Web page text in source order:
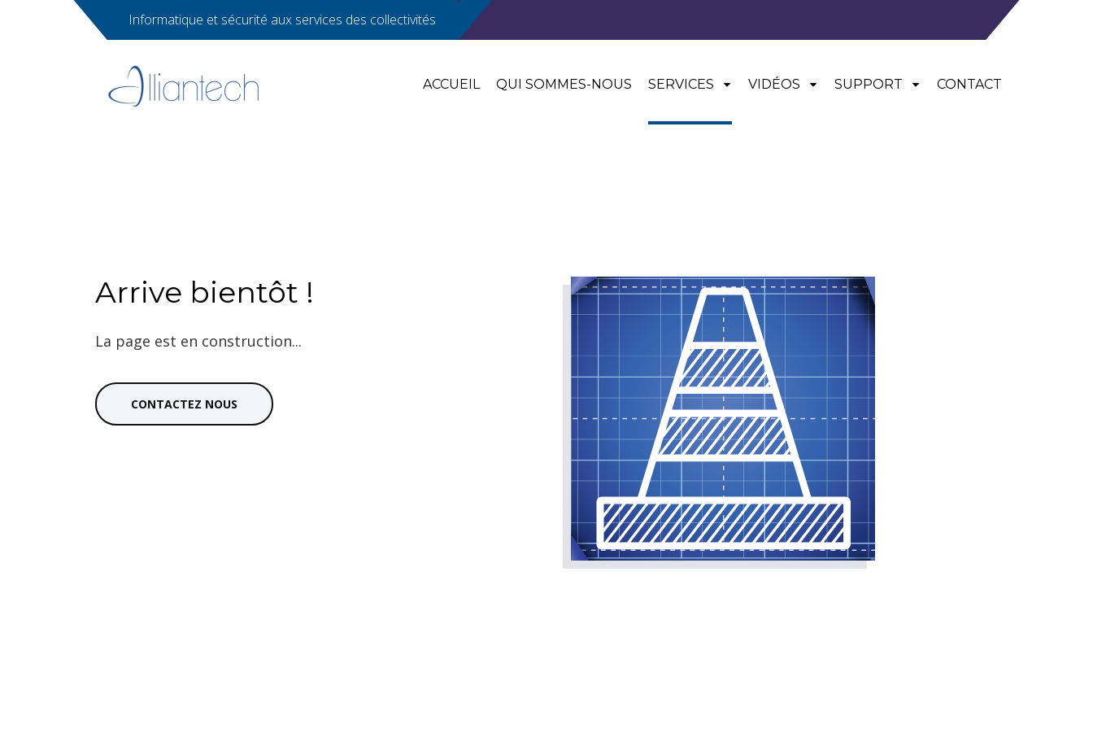
Informatique et sécurité aux services des collectivités
ACCUEIL QUI SOMMES-NOUS SERVICES VIDÉOS SUPPORT CONTACT
Arrive bientôt !
La page est en construction...
CONTACTEZ NOUS